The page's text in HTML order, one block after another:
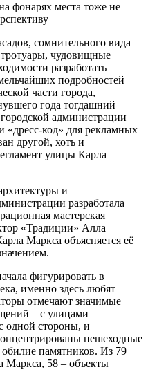
фонарях места тоже не
сомнительного вида
чудовищные
разработать
подробностей
части города,
года тогдашний
администрации
«дресс-код» для рекламных
другой, хоть и
улицы Карла
и
разработала
мастерская
«Традиции» Алла
Маркса объясняется её
фигурировать в
именно здесь любят
отмечают значимые
– с улицами
одной стороны, и
пешеходные
памятников. Из 79
Маркса, 58 – объекты